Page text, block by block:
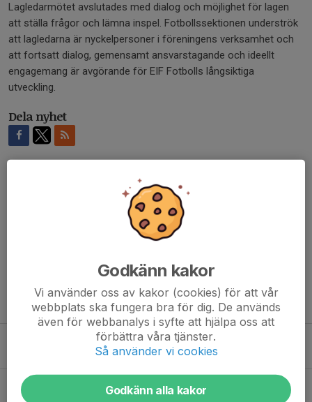
Lagledarmötet avslutades med dialog och möjlighet för lagen
att ställa frågor och lämna inspel. Fotbollssektionen underströk
att lagledarna är nyckelpersoner i föreningens verksamhet och
att fortsatt dialog, gemensamt ansvarstagande och ideellt
engagemang är avgörande för EIF Fotbolls långsiktiga
utveckling.
Dela nyhet
13 maj, 21:52
Tack för bra sammanfattning
Tidigare nyheter
25 jun, 18:00 0
Sista omgången innan sommaruppehållet!
Godkänn kakor
Vi använder oss av kakor (cookies) för att vår
webbplats ska fungera bra för dig. De används
även för webbanalys i syfte att hjälpa oss att
förbättra våra tjänster.
Så använder vi cookies
Godkänn alla kakor